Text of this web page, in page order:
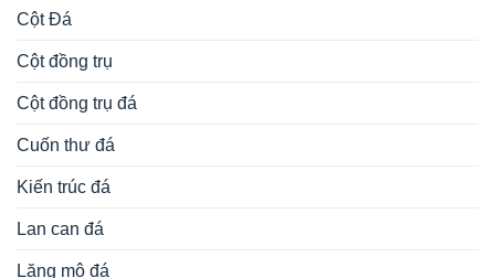
Cột Đá
Cột đồng trụ
Cột đồng trụ đá
Cuốn thư đá
Kiến trúc đá
Lan can đá
Lăng mộ đá